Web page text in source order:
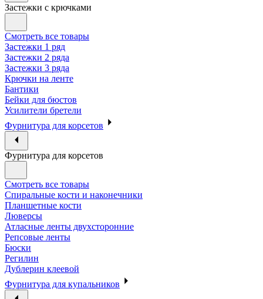
Застежки с крючками
Смотреть все товары
Застежки 1 ряд
Застежки 2 ряда
Застежки 3 ряда
Крючки на ленте
Бантики
Бейки для бюстов
Усилители бретели
Фурнитура для корсетов
Фурнитура для корсетов
Смотреть все товары
Спиральные кости и наконечники
Планшетные кости
Люверсы
Атласные ленты двухсторонние
Репсовые ленты
Бюски
Регилин
Дублерин клеевой
Фурнитура для купальников